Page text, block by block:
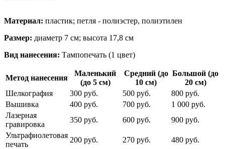
Материал: пластик; петля - полиэстер, полиэтилен
Размер: диаметр 7 см; высота 17,8 см
Вид нанесения: Тампопечать (1 цвет)
Метод нанесения
Маленький
(до 5 см)
Средний (до
10 см)
Большой (до
20 см)
Шелкография
300 руб. 500 руб.
800 руб.
Вышивка
400 руб. 700 руб.
1 000 руб.
Лазерная
гравировка
350 руб. 600 руб.
900 руб.
Ультрафиолетовая
печать
200 руб. 270 руб. 480 руб.